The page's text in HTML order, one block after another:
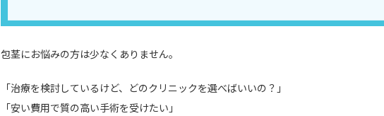
包茎にお悩みの方は少なくありません。
「治療を検討しているけど、どのクリニックを選べばいいの？」
「安い費用で質の高い手術を受けたい」